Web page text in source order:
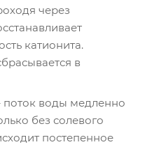
через
катионита.
в
поток воды медленно
без солевого
постепенное